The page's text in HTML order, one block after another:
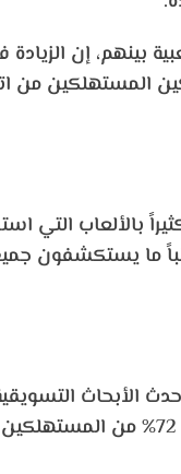
بينهم، إن
المستهلكين من
بالألعاب التي
ما يستكشفون
من المتسوقين دفع مبلغ إضافي لشراء منتج معين إذا كان هناك خيار لاستخدام تقنية